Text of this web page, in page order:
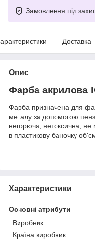
Замовлення під
Доставка
Опис
Фарба акрилова
Фарба призначена для
металу за допомогою
негорюча, нетоксична, не
в пластикову баночку
Характеристики
Основні атрибути
Виробник
Країна виробник